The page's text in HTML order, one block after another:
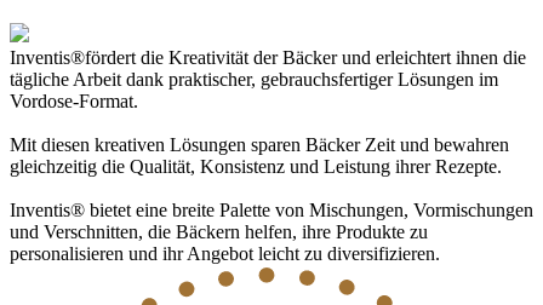
Inventis®fördert die Kreativität der Bäcker und erleichtert ihnen die
tägliche Arbeit dank praktischer, gebrauchsfertiger Lösungen im
Vordose-Format.
Mit diesen kreativen Lösungen sparen Bäcker Zeit und bewahren
gleichzeitig die Qualität, Konsistenz und Leistung ihrer Rezepte.
Inventis® bietet eine breite Palette von Mischungen, Vormischungen
und Verschnitten, die Bäckern helfen, ihre Produkte zu
personalisieren und ihr Angebot leicht zu diversifizieren.